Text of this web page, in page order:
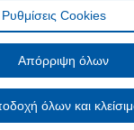
cookiesΌροι Χρήσης
Προσωπικών
Δεδομένων
Καταναλωτικής
Ρυθμίσεις Cookies
Απόρριψη όλων
όλων και